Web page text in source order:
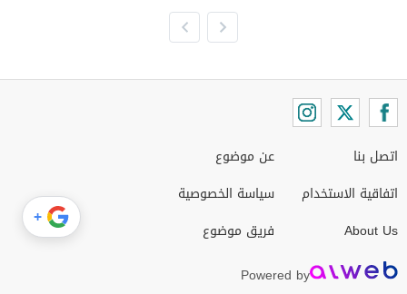
اتصل بنا
اتفاقية الاستخدام
About Us
عن موضوع
سياسة الخصوصية
فريق موضوع
Powered by
+